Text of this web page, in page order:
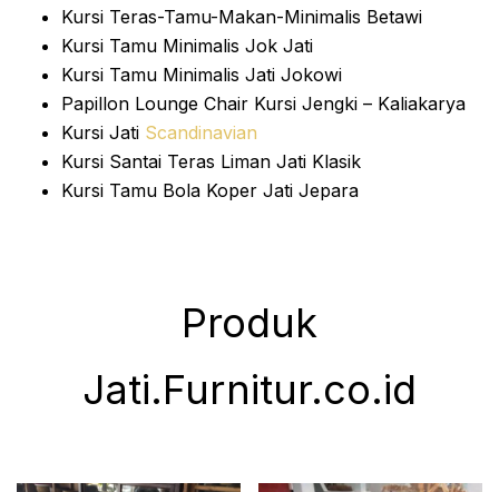
Kursi Teras-Tamu-Makan-Minimalis Betawi
Kursi Tamu Minimalis Jok Jati
Kursi Tamu Minimalis Jati Jokowi
Papillon Lounge Chair Kursi Jengki – Kaliakarya
Kursi Jati Scandinavian
Kursi Santai Teras Liman Jati Klasik
Kursi Tamu Bola Koper Jati Jepara
Produk
Jati.Furnitur.co.id